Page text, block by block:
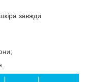
завжди